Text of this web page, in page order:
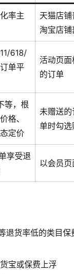
率主
天猫店
淘宝店
618/
单平
活动页面
的订单
等，根
格、
定价
未赠送
单时勾
享受退
以会员
退货率低的类目保
宝或保费上浮